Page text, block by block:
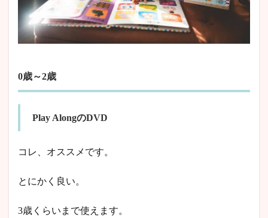
0歳～2歳
Play AlongのDVD
コレ、オススメです。
とにかく良い。
3歳くらいまで使えます。